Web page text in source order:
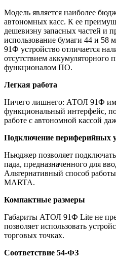
Модель является наиболее
автономных касс. К ее
дешевизну запасных частей и
использование бумаги 44 и
91Ф устройство отличается
отсутствием аккумуляторного
функционалом ПО.
Легкая работа
Ничего лишнего: АТОЛ 91Ф
функциональный интерфейс,
работе с автономной кассой
Подключение периферийных
Ньюджер позволяет
пада, предназначенного для
Альтернативный способ
MARTA.
Компактные размеры
Габариты АТОЛ 91Ф Lite не
позволяет использовать
торговых точках.
Соответствие 54-ФЗ